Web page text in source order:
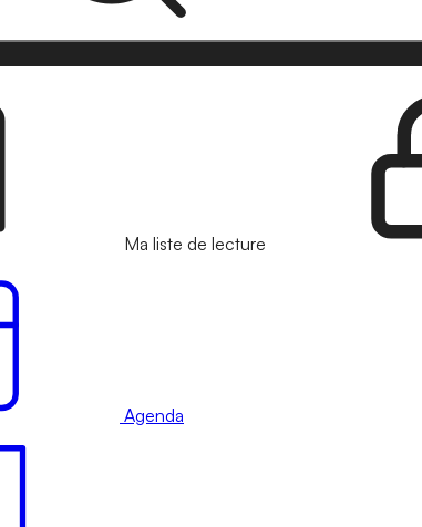
Ma liste de lecture
Agenda